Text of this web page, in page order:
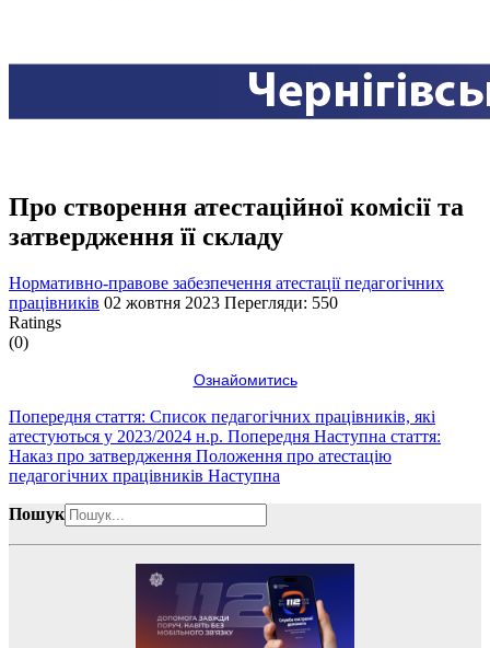
Про створення атестаційної комісії та
затвердження її складу
Нормативно-правове забезпечення атестації педагогічних
працівників 02 жовтня 2023 Перегляди: 550
Ratings
(0)
Ознайомитись
Попередня стаття: Список педагогічних працівників, які
атестуються у 2023/2024 н.р. Попередня Наступна стаття:
Наказ про затвердження Положення про атестацію
педагогічних працівників Наступна
Пошук